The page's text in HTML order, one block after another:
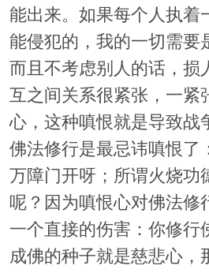
能出来。如果每个人执
能侵犯的，我的一切需要
而且不考虑别人的话，损
互之间关系很紧张，一紧
心，这种嗔恨就是导致战
佛法修行是最忌讳嗔恨了
万障门开呀；所谓火烧功
呢？因为嗔恨心对佛法修
一个直接的伤害：你修行
成佛的种子就是慈悲心，